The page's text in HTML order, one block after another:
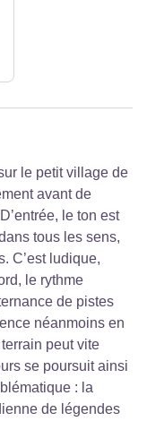
le petit village de
avant de
le ton est
tous les sens,
C’est ludique,
le rythme
de pistes
néanmoins en
peut vite
se poursuit ainsi
: la
de légendes